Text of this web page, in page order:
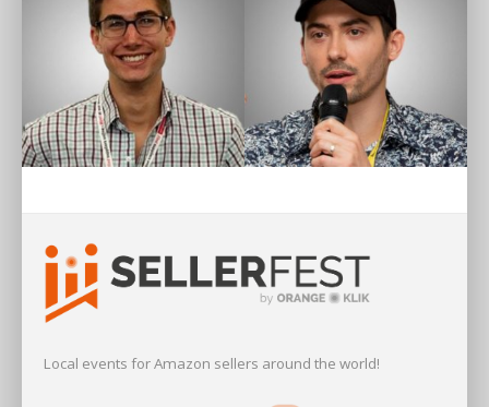
Local events for Amazon sellers around the world!